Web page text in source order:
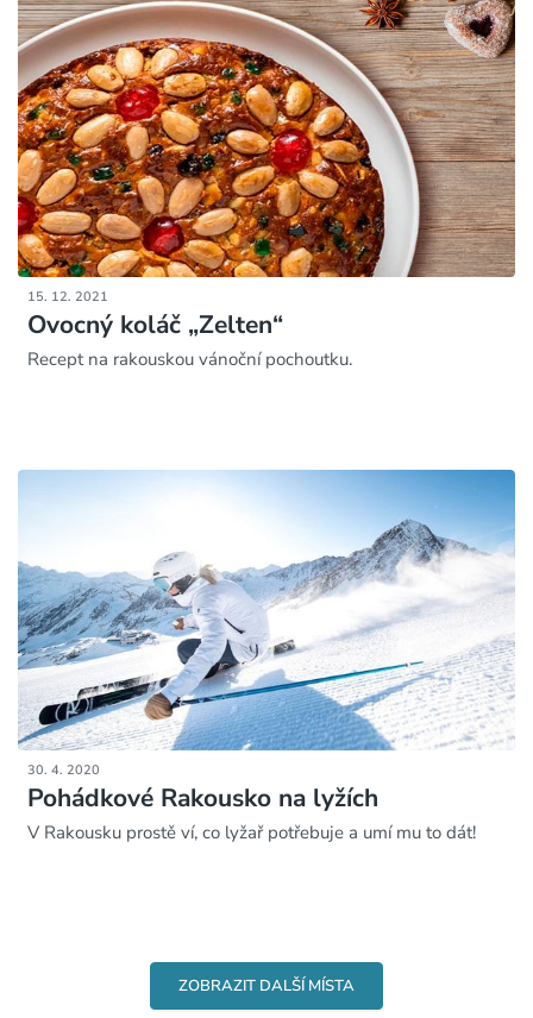
15. 12. 2021
Ovocný koláč „Zelten“
Recept na rakouskou vánoční pochoutku.
30. 4. 2020
Pohádkové Rakousko na lyžích
V Rakousku prostě ví, co lyžař potřebuje a umí mu to dát!
ZOBRAZIT DALŠÍ MÍSTA